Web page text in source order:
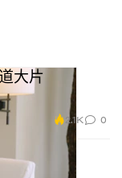
大片
2.1K 0